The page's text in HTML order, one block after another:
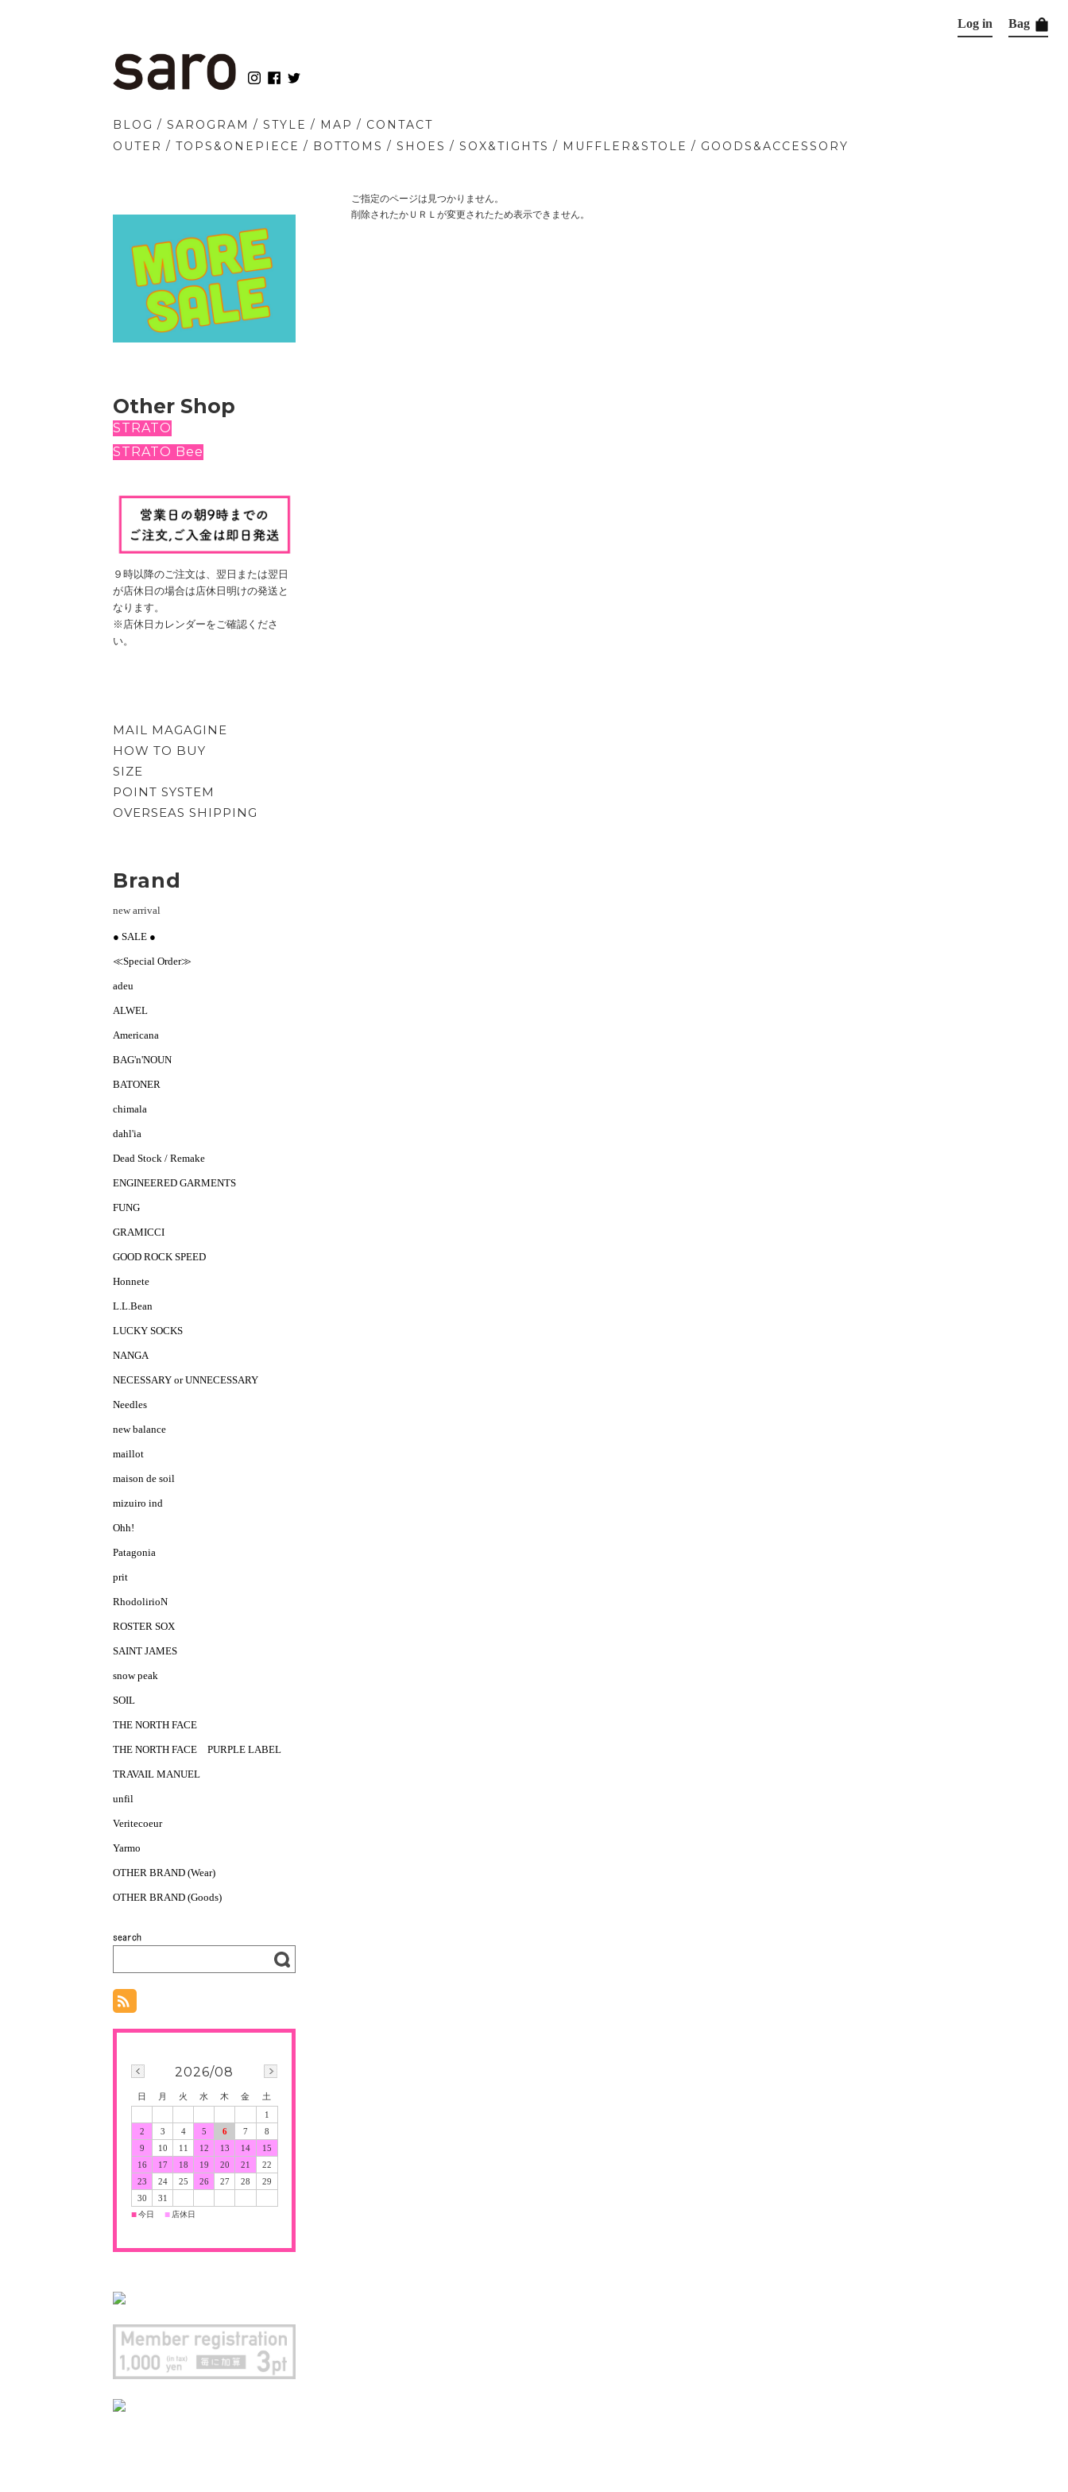
BLOG / SAROGRAM / STYLE / MAP / CONTACT
OUTER / TOPS&ONEPIECE / BOTTOMS / SHOES / SOX&TIGHTS / MUFFLER&STOLE / GOODS&ACCESSORY
Log in Bag
ご指定のページは見つかりません。
削除されたかＵＲＬが変更されたため表示できません。
Other Shop
STRATO
STRATO Bee
９時以降のご注文は、翌日 または翌日
が店休日の場合は 店休日明けの発送と
なります。
※店休日カレンダーをご確認くださ
い。
MAIL MAGAGINE
HOW TO BUY
SIZE
POINT SYSTEM
OVERSEAS SHIPPING
Brand
new arrival
● SALE ●
≪Special Order≫
adeu
ALWEL
Americana
BAG'n'NOUN
BATONER
chimala
dahl'ia
Dead Stock / Remake
ENGINEERED GARMENTS
FUNG
GRAMICCI
GOOD ROCK SPEED
Honnete
L.L.Bean
LUCKY SOCKS
NANGA
NECESSARY or UNNECESSARY
Needles
new balance
maillot
maison de soil
mizuiro ind
Ohh!
Patagonia
prit
RhodolirioN
ROSTER SOX
SAINT JAMES
snow peak
SOIL
THE NORTH FACE
THE NORTH FACE PURPLE LABEL
TRAVAIL MANUEL
unfil
Veritecoeur
Yarmo
OTHER BRAND (Wear)
OTHER BRAND (Goods)
2026/08
日 月 火 水 木 金
土
1
2
3 4 5 6 7
8
9
10 11 12 13 14
15
16
17 18 19 20 21
22
23
24 25 26 27 28
29
30
31
■今日 ■ 店休日